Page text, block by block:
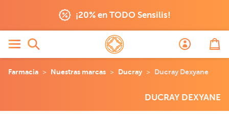
¡20% en TODO Sensilis!
Farmacia Nuestras marcas Ducray Ducray Dexyane
DUCRAY DEXYANE